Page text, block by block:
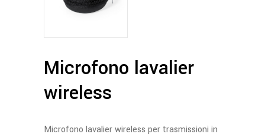
Microfono lavalier
wireless
Microfono lavalier wireless per trasmissioni in